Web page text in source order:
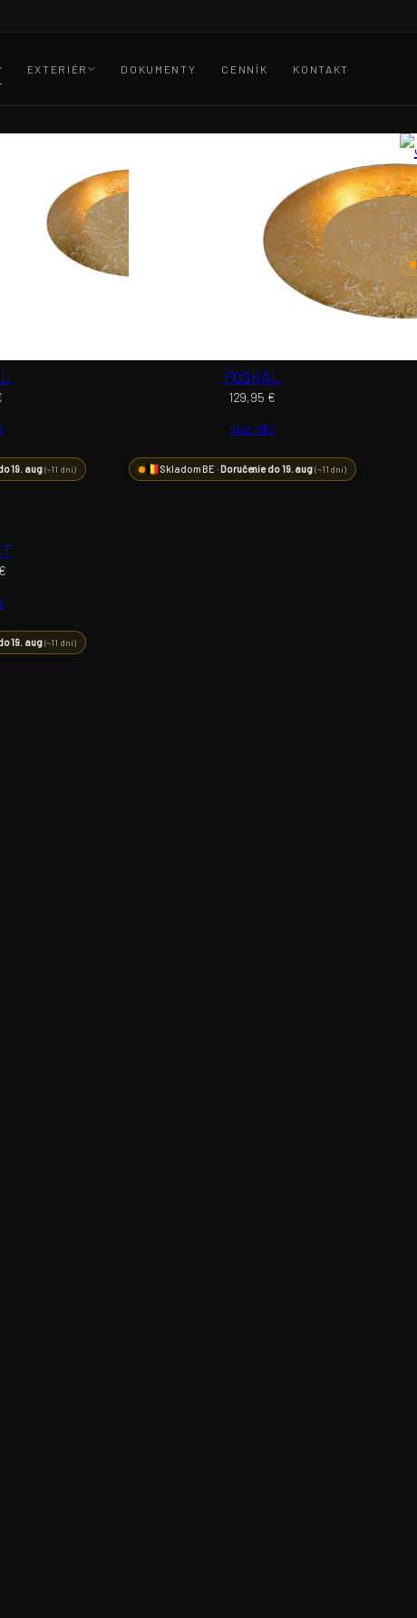
EXTERIÉR DOKUMENTY CENNÍK KONTAKT
19. aug(~11 dní)
FOSKAL
129,95 €
Viac info
Skladom BE ·Doručenie do 19. aug(~11 dní)
19. aug(~11 dní)